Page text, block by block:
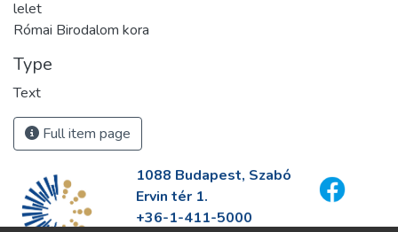
lelet
Római Birodalom kora
Type
Text
Full item page
1088 Budapest, Szabó
Ervin tér 1.
+36-1-411-5000